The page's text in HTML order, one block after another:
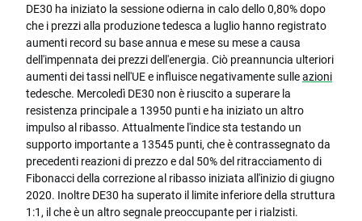
DE30 ha iniziato la sessione odierna in calo dello 0,80% dopo
che i prezzi alla produzione tedesca a luglio hanno registrato
aumenti record su base annua e mese su mese a causa
dell'impennata dei prezzi dell'energia. Ciò preannuncia ulteriori
aumenti dei tassi nell'UE e influisce negativamente sulleazioni
tedesche. Mercoledì DE30 non è riuscito a superare la
resistenza principale a 13950 punti e ha iniziato un altro
impulso al ribasso. Attualmente l'indice sta testando un
supporto importante a 13545 punti, che è contrassegnato da
precedenti reazioni di prezzo e dal 50% del ritracciamento di
Fibonacci della correzione al ribasso iniziata all'inizio di giugno
2020. Inoltre DE30 ha superato il limite inferiore della struttura
1:1, il che è un altro segnale preoccupante per i rialzisti.